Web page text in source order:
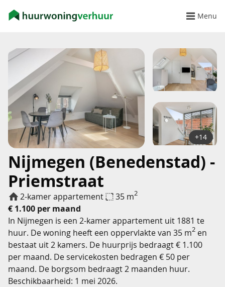
Menu
Nijmegen (Benedenstad) -
Priemstraat
2-kamer appartement 35 m2
€ 1.100 per maand
+14
In Nijmegen is een 2-kamer appartement uit 1881 te
huur. De woning heeft een oppervlakte van 35 m2 en
bestaat uit 2 kamers. De huurprijs bedraagt € 1.100
per maand. De servicekosten bedragen € 50 per
maand. De borgsom bedraagt 2 maanden huur.
Beschikbaarheid: 1 mei 2026.